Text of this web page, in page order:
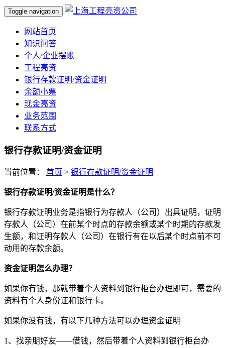
Toggle navigation
网站首页
知识问答
个人/企业摆账
工程亮资
银行存款证明/资金证明
余额小票
现金亮资
业务范围
联系方式
银行存款证明/资金证明
当前位置： 首页 > 银行存款证明/资金证明
银行存款证明/资金证明是什么？
银行存款证明业务是指银行为存款人（公司）出具证明，证明
存款人（公司）在前某个时点的存款余额或某个时期的存款发
生额，和证明存款人（公司）在银行有在以后某个时点前不可
动用的存款余额。
资金证明怎么办理？
如果你有钱，那就带着个人资料到银行柜台办理即可，需要的
资料有个人身份证和银行卡。
如果你没有钱，有以下几种方法可以办理资金证明
1、找亲朋好友——借钱，然后带着个人资料到银行柜台办